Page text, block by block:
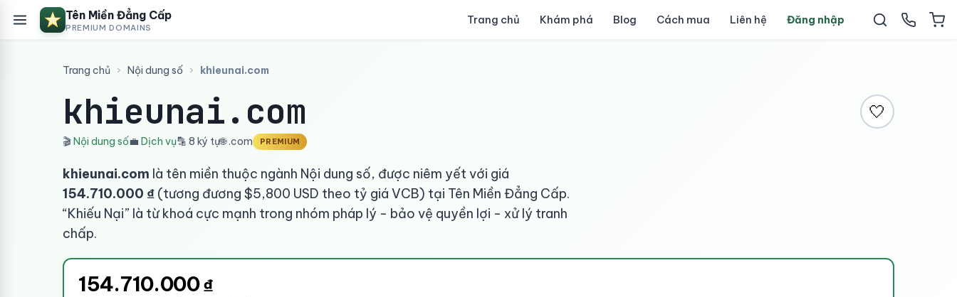
Tên Miền Đẳng Cấp
PREMIUM DOMAINS
Trang chủ Khám phá Blog Cách mua Liên hệ Đăng nhập
Trang chủ › Nội dung số › khieunai.com
khieunai.com 🤍
🎬Nội dung số💼 Dịch vụ🔡 8 ký tự🌐 .com PREMIUM
khieunai.com là tên miền thuộc ngành Nội dung số, được niêm yết với giá
154.710.000 ₫ (tương đương $5,800 USD theo tỷ giá VCB) tại Tên Miền Đẳng Cấp.
“Khiếu Nại” là từ khoá cực mạnh trong nhóm pháp lý - bảo vệ quyền lợi - xử lý tranh
chấp.
154.710.000₫